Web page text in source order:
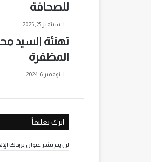
للصحافة
سبتمبر 25, 2025
المظفرة
نوفمبر 6, 2024
اترك تعليقاً
لن يتم نشر عنوان بريدك